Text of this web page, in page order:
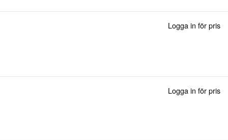
Logga in för pris
Logga in för pris